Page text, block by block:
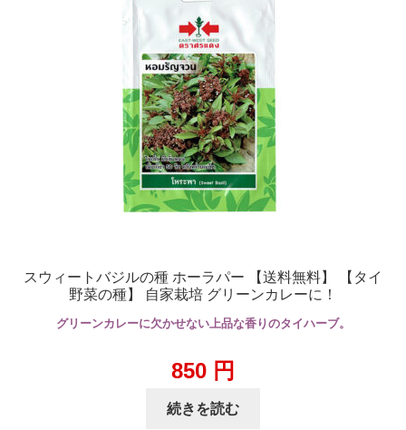
スウィートバジルの種 ホーラパー 【送料無料】 【タイ
野菜の種】 自家栽培 グリーンカレーに！
グリーンカレーに欠かせない上品な香りのタイハーブ。
850 円
続きを読む